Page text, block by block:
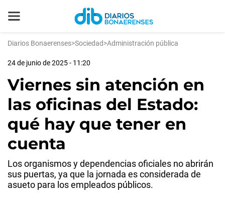
Diarios Bonaerenses>Sociedad>Administración pública
24 de junio de 2025 - 11:20
Viernes sin atención en
las oficinas del Estado:
qué hay que tener en
cuenta
Los organismos y dependencias oficiales no abrirán
sus puertas, ya que la jornada es considerada de
asueto para los empleados públicos.